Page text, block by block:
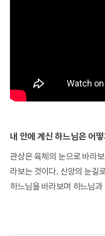
내 안에 계신 하느님은 어
관상은 육체의 눈으로 바라
라보는 것이다. 신앙의 눈길
하느님을 바라보며 하느님